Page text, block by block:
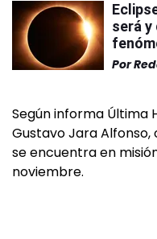
será y
Por
Según informa Última
Gustavo Jara Alfonso,
se encuentra en
noviembre.